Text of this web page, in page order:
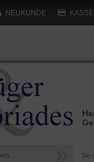
NEUKUNDE KASSE
Sie